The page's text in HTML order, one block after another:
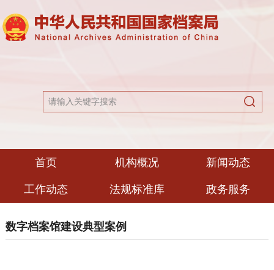
首页 机构概况 新闻动态
工作动态 法规标准库 政务服务
数字档案馆建设典型案例